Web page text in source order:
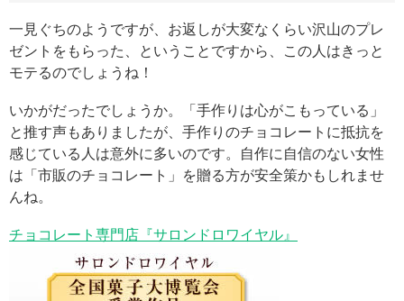
一見ぐちのようですが、お返しが大変なくらい沢山のプレ
ゼントをもらった、ということですから、この人はきっと
モテるのでしょうね！
いかがだったでしょうか。「手作りは心がこもっている」
と推す声もありましたが、手作りのチョコレートに抵抗を
感じている人は意外に多いのです。自作に自信のない女性
は「市販のチョコレート」を贈る方が安全策かもしれませ
んね。
チョコレート専門店『サロンドロワイヤル』